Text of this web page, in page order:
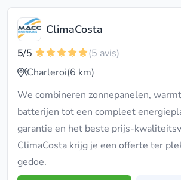
ClimaCosta
5/5
(5 avis)
Charleroi(6 km)
We combineren zonnepanelen,
batterijen tot een compleet
garantie en het beste prijs-
ClimaCosta krijg je een offerte ter
gedoe.